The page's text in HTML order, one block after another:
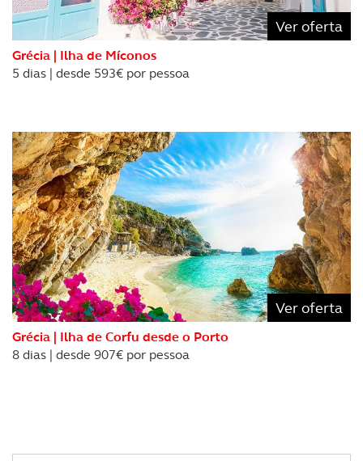
Consulte a política de cookies do site.
Ver oferta
Grécia | Ilha de Míconos
5 dias | desde 593€ por pessoa
Ver oferta
Grécia | Ilha de Corfu desde o Porto
8 dias | desde 907€ por pessoa